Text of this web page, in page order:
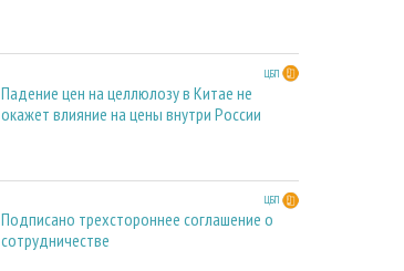
ЦБП
Падение цен на целлюлозу в Китае не
окажет влияние на цены внутри России
ЦБП
Подписано трехстороннее соглашение о
сотрудничестве